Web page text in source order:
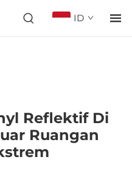
ID
Reflektif Di
Ruangan